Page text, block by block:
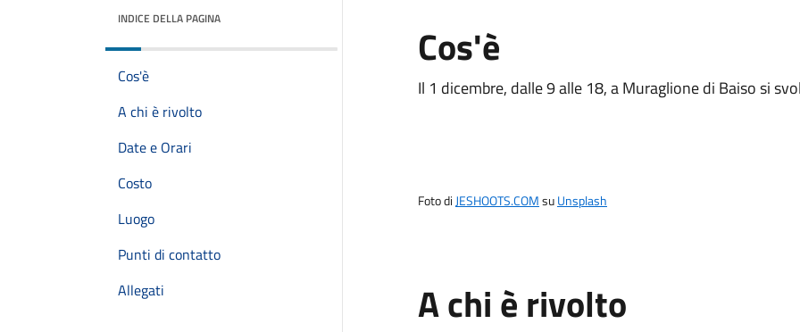
INDICE DELLA PAGINA
Cos'è
A chi è rivolto
Date e Orari
Costo
Luogo
Punti di contatto
Allegati
Cos'è
Il 1 dicembre, dalle 9 alle 18, a Muraglione di Baiso si
Foto di JESHOOTS.COM su Unsplash
A chi è rivolto